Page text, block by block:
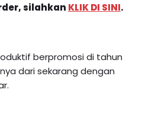
silahkan KLIK DI SINI.
berpromosi di tahun
dari sekarang dengan